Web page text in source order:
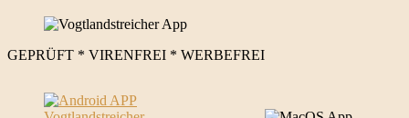
GEPRÜFT * VIRENFREI * WERBEFREI